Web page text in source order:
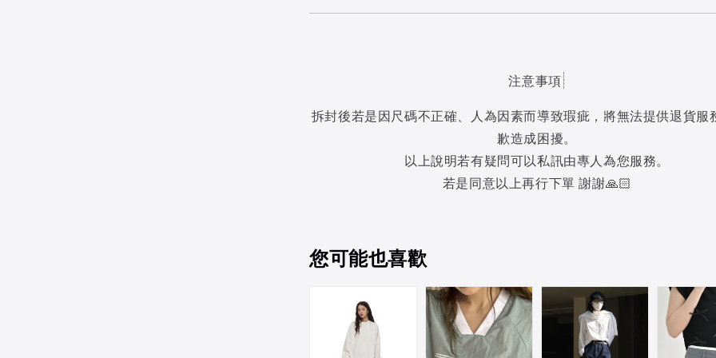
注意事項
拆封後若是因尺碼不正確、人為因素而導致瑕疵，將無法提供退貨服
歉造成困擾。
以上說明若有疑問可以私訊由專人為您服務。
若是同意以上再行下單 謝謝🙏🏻
您可能也喜歡